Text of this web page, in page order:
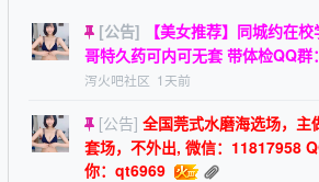
[公告]
【美女推荐】同城约在
哥特久药可内可无套 带体检QQ
泻火吧社区 1天前
[公告] 全国莞式水磨海选场，主
套场，不外出, 微信：11817958
你：qt6969